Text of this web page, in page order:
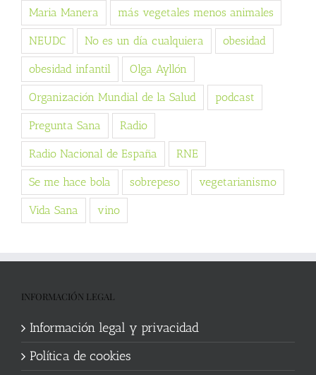
Maria Manera más vegetales menos animales
NEUDC No es un día cualquiera obesidad
obesidad infantil Olga Ayllón
Organización Mundial de la Salud podcast
Pregunta Sana Radio
Radio Nacional de España RNE
Se me hace bola sobrepeso vegetarianismo
Vida Sana vino
INFORMACIÓN LEGAL
Información legal y privacidad
Política de cookies